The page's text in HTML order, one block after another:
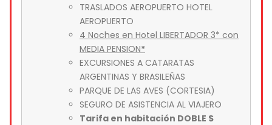
TRASLADOS AEROPUERTO HOTEL
AEROPUERTO
4 Noches en Hotel LIBERTADOR 3* con
MEDIA PENSION*
EXCURSIONES A CATARATAS
ARGENTINAS Y BRASILEÑAS
PARQUE DE LAS AVES (CORTESIA)
SEGURO DE ASISTENCIA AL VIAJERO
Tarifa en habitación DOBLE $